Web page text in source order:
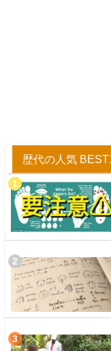
歴代の人気